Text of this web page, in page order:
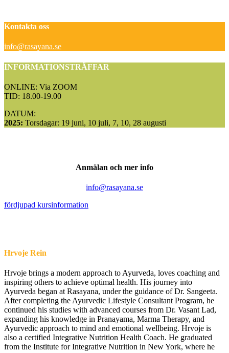
Kontakta oss
info@rasayana.se
INFORMATIONSTRÄFFAR
ONLINE: Via ZOOM
TID: 18.00-19.00
DATUM:
2025: Torsdagar: 19 juni, 10 juli, 7, 10, 28 augusti
Anmälan och mer info
info@rasayana.se
fördjupad kursinformation
Hrvoje Rein
Hrvoje brings a modern approach to Ayurveda, loves coaching and
inspiring others to achieve optimal health. His journey into
Ayurveda began at Rasayana, under the guidance of Dr. Sangeeta.
After completing the Ayurvedic Lifestyle Consultant Program, he
continued his studies with advanced courses from Dr. Vasant Lad,
expanding his knowledge in Pranayama, Marma Therapy, and
Ayurvedic approach to mind and emotional wellbeing. Hrvoje is
also a certified Integrative Nutrition Health Coach. He graduated
from the Institute for Integrative Nutrition in New York, where he